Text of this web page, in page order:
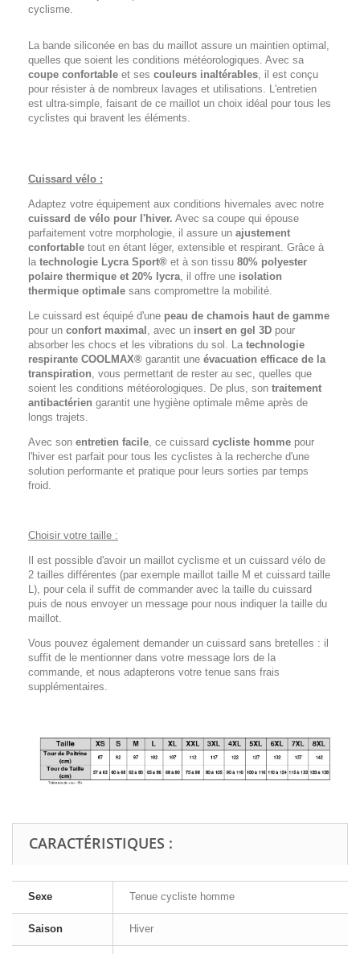
cyclisme.
La bande siliconée en bas du maillot assure un maintien optimal,
quelles que soient les conditions météorologiques. Avec sa
coupe confortable et ses couleurs inaltérables, il est conçu
pour résister à de nombreux lavages et utilisations. L'entretien
est ultra-simple, faisant de ce maillot un choix idéal pour tous les
cyclistes qui bravent les éléments.
Cuissard vélo :
Adaptez votre équipement aux conditions hivernales avec notre
cuissard de vélo pour l'hiver. Avec sa coupe qui épouse
parfaitement votre morphologie, il assure un ajustement
confortable tout en étant léger, extensible et respirant. Grâce à
la technologie Lycra Sport® et à son tissu 80% polyester
polaire thermique et 20% lycra, il offre une isolation
thermique optimale sans compromettre la mobilité.
Le cuissard est équipé d'une peau de chamois haut de gamme
pour un confort maximal , avec un insert en gel 3D pour
absorber les chocs et les vibrations du sol. La technologie
respirante COOLMAX® garantit une évacuation efficace de la
transpiration, vous permettant de rester au sec, quelles que
soient les conditions météorologiques. De plus, son traitement
antibactérien garantit une hygiène optimale même après de
longs trajets.
Avec son entretien facile, ce cuissard cycliste homme pour
l'hiver est parfait pour tous les cyclistes à la recherche d'une
solution performante et pratique pour leurs sorties par temps
froid.
Choisir votre taille :
Il est possible d'avoir un maillot cyclisme et un cuissard vélo de
2 tailles différentes (par exemple maillot taille M et cuissard taille
L), pour cela il suffit de commander avec la taille du cuissard
puis de nous envoyer un message pour nous indiquer la taille du
maillot.
Vous pouvez également demander un cuissard sans bretelles : il
suffit de le mentionner dans votre message lors de la
commande, et nous adapterons votre tenue sans frais
supplémentaires.
CARACTÉRISTIQUES :
Sexe Tenue cycliste homme
Saison Hiver